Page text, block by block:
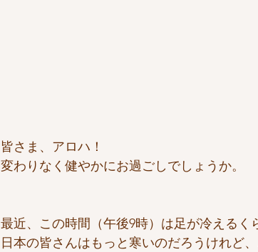
皆さま、アロハ！
変わりなく健やかにお過ごしでしょうか。
最近、この時間（午後9時）は足が冷えるく
日本の皆さんはもっと寒いのだろうけれど